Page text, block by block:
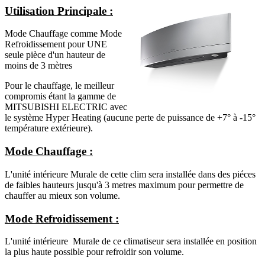
Utilisation Principale :
Mode Chauffage comme Mode
Refroidissement pour UNE
seule pièce d'un hauteur de
moins de 3 mètres
Pour le chauffage, le meilleur
compromis étant la gamme de
MITSUBISHI ELECTRIC avec
le système Hyper Heating (aucune perte de puissance de +7° à -15°
température extérieure).
Mode Chauffage :
L'unité intérieure Murale de cette clim sera installée dans des piéces
de faibles hauteurs jusqu'à 3 metres maximum pour permettre de
chauffer au mieux son volume.
Mode Refroidissement :
L'unité intérieure Murale de ce climatiseur sera installée en position
la plus haute possible pour refroidir son volume.